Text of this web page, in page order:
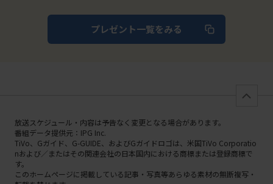
物園オリジナル】マスコッ
トキーチェーン ゾウ（5名
様）
みんなで磨き残し予防セ
ト（30名様）
プレゼント一覧をみる
放送スケジュール・内容は予告なく変更となる場合があります。
番組データ提供元：IPG Inc.
TiVo、Gガイド、G-GUIDE、およびGガイドロゴは、米国TiVo Corporatio
nおよび／またはその関連会社の日本国内における商標または登録商標で
す。
このホームページに掲載している記事・写真等あらゆる素材の無断複写・